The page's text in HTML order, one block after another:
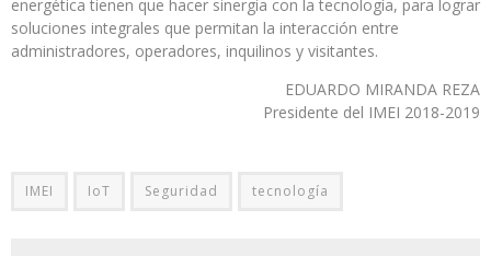
energética tienen que hacer sinergia con la tecnología, para lograr
soluciones integrales que permitan la interacción entre
administradores, operadores, inquilinos y visitantes.
EDUARDO MIRANDA REZA
Presidente del IMEI 2018-2019
IMEI IoT Seguridad tecnología